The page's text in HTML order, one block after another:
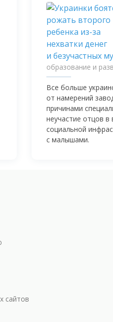
образование и
Все больше
от намерений
причинами
неучастие отцов в
социальной
с малышами.
сайтов